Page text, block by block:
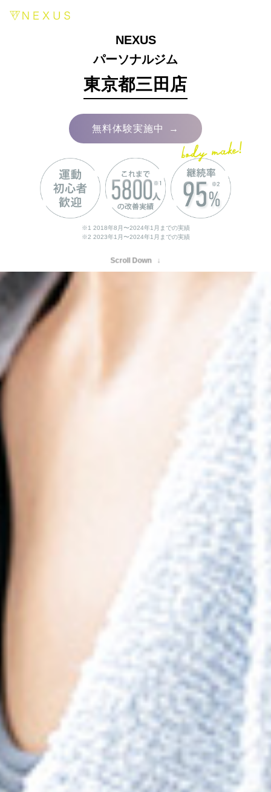
NEXUS
パーソナルジム
東京都三田店
無料体験実施中 →
※1 2018年8月〜2024年1月までの実績
※2 2023年1月〜2024年1月までの実績
Scroll Down